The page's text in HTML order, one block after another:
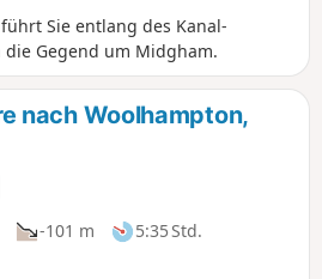
Sie entlang des Kanal-
Gegend um Midgham.
nach Woolhampton,
-101 m
5:35 Std.